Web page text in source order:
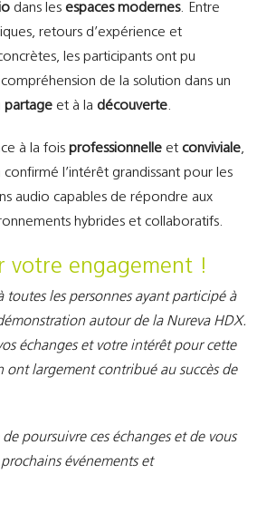
dans les espaces modernes. Entre
retours d’expérience et
les participants ont pu
de la solution dans un
partageet à la découverte.
à la fois professionnelleet conviviale,
l’intérêt grandissant pour les
audio capables de répondre aux
hybrides et collaboratifs.
votre engagement !
toutes les personnes ayant participé à
autour de la Nureva HDX.
échanges et votre intérêt pour cette
ont largement contribué au succès de
poursuivre ces échanges et de vous
événements et